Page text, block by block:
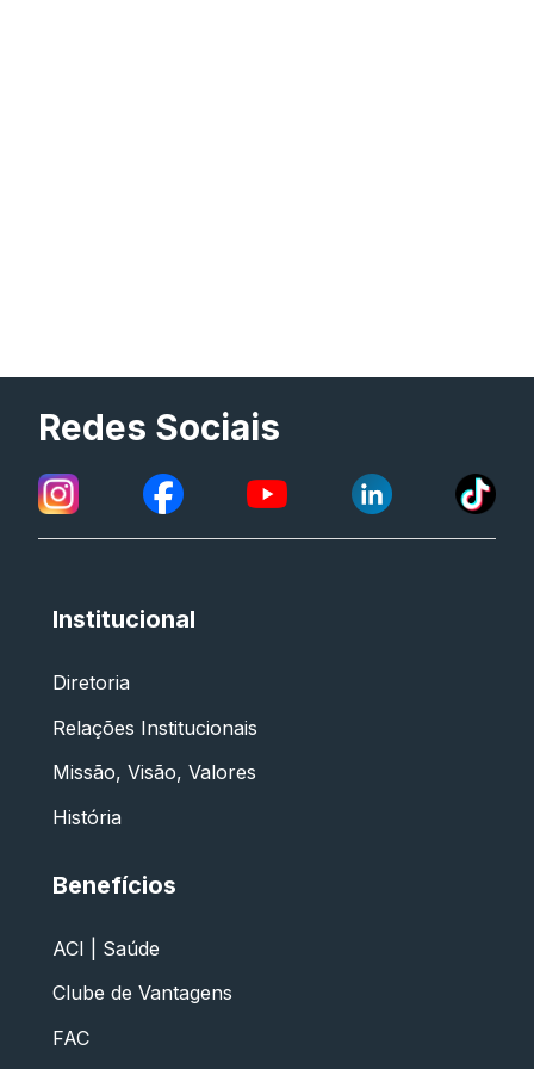
Redes Sociais
Institucional
Diretoria
Relações Institucionais
Missão, Visão, Valores
História
Benefícios
ACI | Saúde
Clube de Vantagens
FAC